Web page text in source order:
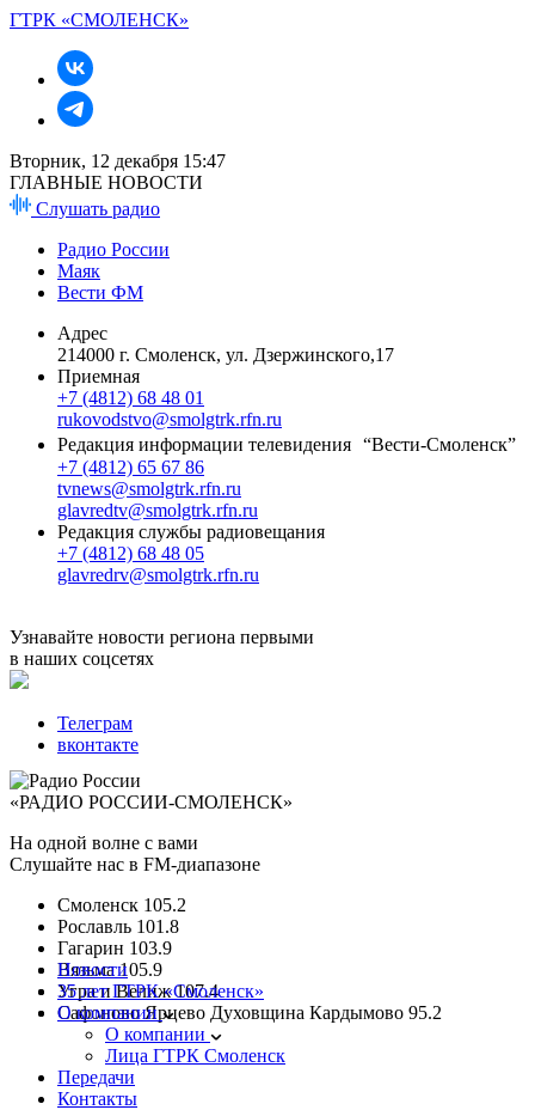
ГТРК «СМОЛЕНСК»
Вторник, 12 декабря 15:47
ГЛАВНЫЕ НОВОСТИ
Слушать радио
Радио России
Маяк
Вести ФМ
Адрес
214000 г. Смоленск, ул. Дзержинского,17
Приемная
+7 (4812) 68 48 01
rukovodstvo@smolgtrk.rfn.ru
Редакция информации телевидения “Вести-Смоленск”
+7 (4812) 65 67 86
tvnews@smolgtrk.rfn.ru
glavredtv@smolgtrk.rfn.ru
Редакция службы радиовещания
+7 (4812) 68 48 05
glavredrv@smolgtrk.rfn.ru
Узнавайте новости региона первыми
в наших соцсетях
Телеграм
вконтакте
«РАДИО РОССИИ-СМОЛЕНСК»
На одной волне с вами
Слушайте нас в FM-диапазоне
Смоленск 105.2
Рославль 101.8
Гагарин 103.9
Вязьма 105.9
Угра и Велиж 107.4
Сафоново Ярцево Духовщина Кардымово 95.2
Новости
35 лет ГТРК «Смоленск»
О компании
О компании
Лица ГТРК Смоленск
Передачи
Контакты